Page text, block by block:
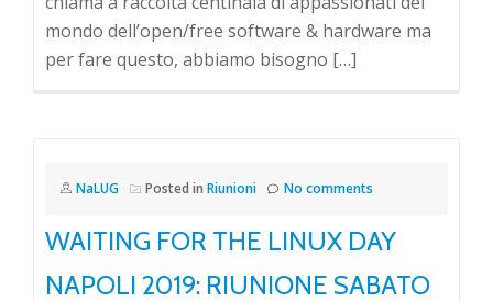
mondo dell’open/free software & hardware ma
per fare questo, abbiamo bisogno […]
NaLUG Posted in Riunioni No comments
WAITING FOR THE LINUX DAY
NAPOLI 2019: RIUNIONE SABATO